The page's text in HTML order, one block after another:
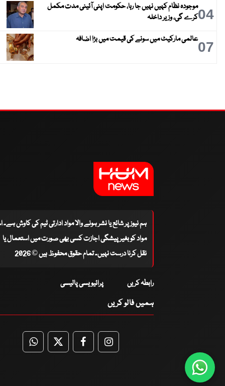
04موجودہ نظام کہیں نہیں جا رہا، حکومت اپنی آئینی مدت مکمل
کرے گی، وزیر داخلہ
07عالمی مارکیٹ میں سونے کی قیمت میں بڑا اضافہ
ہم نیوز پر شائع یا نشر ہونے والا مواد ادارتی ٹیم کی کاوش
مواد کو بغیر پیشگی اجازت کسی بھی صورت میں استعمال یا
نقل کرنا درست نہیں۔ تمام حقوق محفوظ ہیں © 2026
رابطہ کریں پرائیویسی پالیسی
ہمیں فالو کریں
WhatsApp
TwitterFacebookFacebook